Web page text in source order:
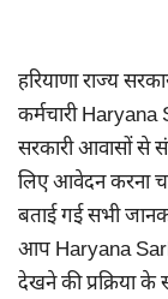
हरियाणा राज्य
कर्मचारी
सरकारी आवासों से
लिए आवेदन करना
बताई गई सभी
आप Haryana
देखने की प्रक्रिया